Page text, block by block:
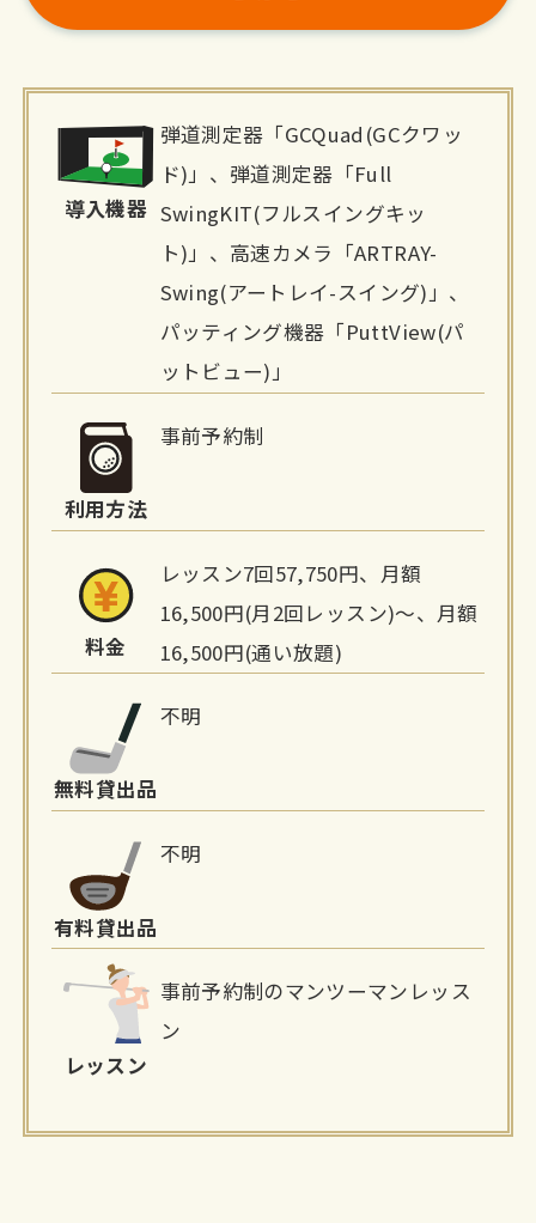
導入機器
弾道測定器「GCQuad(GCクワッ
ド)」、弾道測定器「Full
SwingKIT(フルスイングキッ
ト)」、高速カメラ「ARTRAY-
Swing(アートレイ-スイング)」、
パッティング機器「PuttView(パ
ットビュー)」
利用方法
事前予約制
料金
レッスン7回57,750円、月額
16,500円(月2回レッスン)～、月額
16,500円(通い放題)
無料貸出品
不明
有料貸出品
不明
レッスン
事前予約制のマンツーマンレッス
ン